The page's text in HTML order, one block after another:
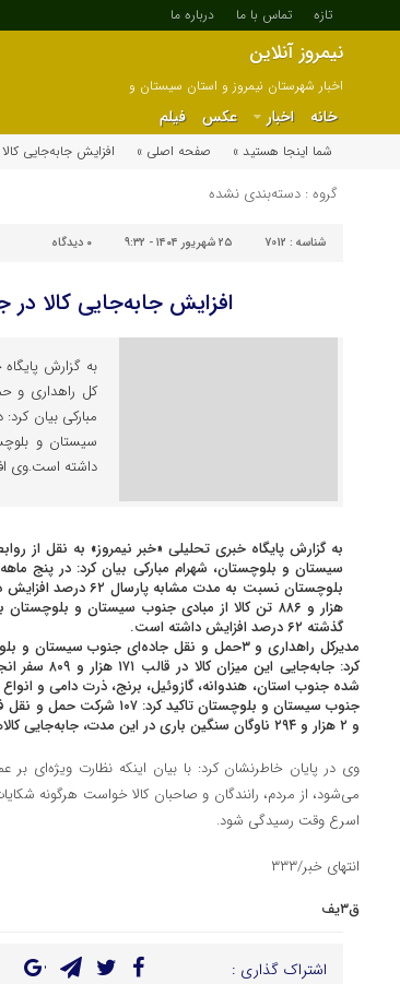
تازه تماس با ما درباره ما
نیمروز آنلاین
اخبار شهرستان نیمروز و استان سیستان و
بلوچستان
خانه اخبار عکس فیلم
شما اینجا هستید »
صفحه اصلی » افزایش جابه‌جایی
گروه : دسته‌بندی نشده
شناسه : 7012 ۲۵ شهریور ۱۴۰۴ - ۹:۳۲ ۰ دیدگاه
افزایش جابه‌جایی کالا
به گزارش
کل راهداری و
مبارکی بیان
داشته است.وی
به گزارش پایگاه خبری تحلیلی «خبر نیمروز» به نقل از
سیستان و بلوچستان، شهرام مبارکی بیان کرد: در پنج
هزار و ۸۸۶ تن کالا از مبادی جنوب سیستان و
گذشته ۶۲ درصد افزایش داشته است.
کرد:
شده جنوب استان، هندوانه، گازوئیل، برنج، ذرت دامی و
و ۲ هزار و ۲۹۴ ناوگان سنگین باری در این مدت، جابه‌جایی کالاهای حمل شده را بر عهده داشته اند.
اسرع وقت رسیدگی شود.
انتهای خبر/۳۳۳
ق۳یف
اشتراک گذاری :